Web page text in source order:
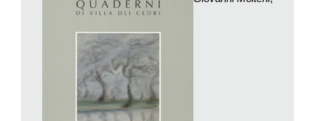
in immagini che affiancavano a un assoluto rigore formale una
Non solo: l’esperienza polare appariva aver profondamente
influenzato non soltanto il suo immaginario di artista, ma anche
la sua psiche, al punto da riflettersi in ognuno degli acquarelli
realizzati negli anni successivi. In queste vedute minimaliste,
spesso caratterizzate da colori freddi, a tratti algidi, è infatti